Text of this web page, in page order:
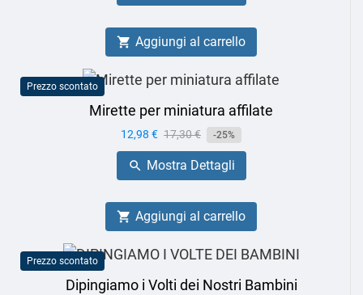
 Aggiungi al carrello
Prezzo scontato
Mirette per miniatura affilate
Prezzo
12,98 € Prezzo
base
17,30 € -25%
 Mostra Dettagli
 Aggiungi al carrello
Prezzo scontato
Dipingiamo i Volti dei Nostri Bambini